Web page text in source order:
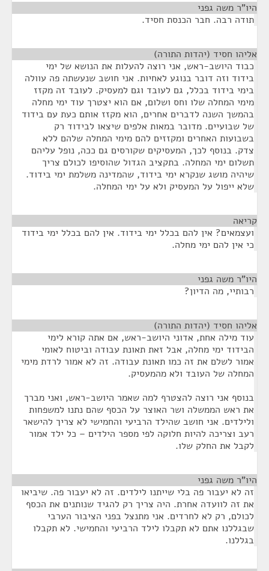
היו"ר משה גפני
תודה רבה. חבר הכנסת חסיד.
אליהו חסיד (יהדות התורה)
כבוד היושב-ראש, אני רוצה להעלות את הנושא של ימי
בידוד וזה דובר בנוגע לאחיות. אני חושב שנעשתה פה עוולה
בימי בידוד בכלל, גם לעובד וגם למעסיק. לעובד זה מקזז
מימי המחלה שלו וחס ושלום, אם הוא יצטרך עוד ימי מחלה
בהמשך השנה לדברים אחרים, הוא מקזז אותם כעת עם בידוד
של שבועיים. מדובר במאות אלפים שיצאו לבידוד רק
בשבועות האחרים ומקזזים להם מימי המחלה שלהם ללא
צדק. בנוסף לכך, המעסיקים שקורסים גם ככה, נופל עליהם
תשלום ימי המחלה. בתקציב הגדול שהוסיפו לכולם צריך
שיהיה מושג שנקרא ימי בידוד, שהמדינה משלמת ימי בידוד.
שלא ייפול על המעסיק ולא על ימי המחלה.
קריאה
ועצמאים? אין להם בכלל ימי בידוד. אין להם בכלל ימי בידוד
כי אין להם ימי מחלה.
היו"ר משה גפני
רבותיי, מה הדיון?
אליהו חסיד (יהדות התורה)
עוד מילה אחת, אדוני היושב-ראש, אם אתה קורא לימי
הבידוד ימי מחלה, אבל זאת תאונת עבודה וביטוח לאומי
אמור לשלם את זה כמו תאונת עבודה. זה לא אמור לרדת מימי
המחלה של העובד ולא מהמעסיק.
בנוסף אני רוצה להצטרף למה שאמר היושב-ראש, ואני מברך
את ראש הממשלה ושר האוצר על הכסף שהם נתנו למשפחות
ולילדים. אני חושב שהילד הרביעי והחמישי לא צריך להישאר
רעב וצריכה להיות חלוקה לפי מספר הילדים – כל ילד אמור
לקבל את החלק שלו.
היו"ר משה גפני
זה לא יעבור פה בלי שייתנו לילדים. זה לא יעבור פה. שיביאו
את זה לוועדה אחרת. היה צריך רק להגיד שנותנים את הכסף
לכולם, רק לא לחרדים. אני מתנצל בפני הציבור הערבי
שבגללנו אתם לא תקבלו לילד הרביעי והחמישי. לא תקבלו
בגללנו.